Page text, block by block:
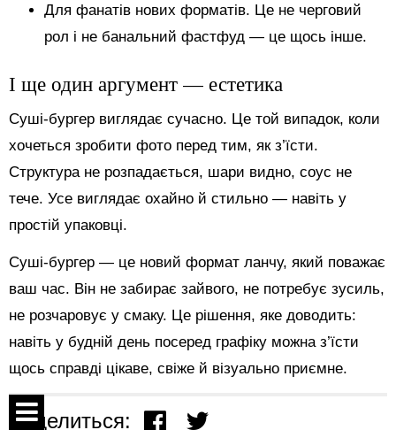
Для фанатів нових форматів. Це не черговий
рол і не банальний фастфуд — це щось інше.
І ще один аргумент — естетика
Суші-бургер виглядає сучасно. Це той випадок, коли
хочеться зробити фото перед тим, як з’їсти.
Структура не розпадається, шари видно, соус не
тече. Усе виглядає охайно й стильно — навіть у
простій упаковці.
Суші-бургер — це новий формат ланчу, який поважає
ваш час. Він не забирає зайвого, не потребує зусиль,
не розчаровує у смаку. Це рішення, яке доводить:
навіть у будній день посеред графіку можна з’їсти
щось справді цікаве, свіже й візуально приємне.
Поделиться: